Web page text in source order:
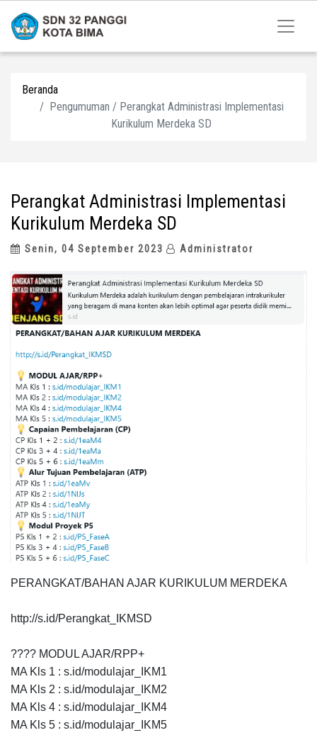
Beranda
Pengumuman / Perangkat Administrasi Implementasi
Kurikulum Merdeka SD
Perangkat Administrasi Implementasi
Kurikulum Merdeka SD
Senin, 04 September 2023 Administrator
PERANGKAT/BAHAN AJAR KURIKULUM MERDEKA
http://s.id/Perangkat_IKMSD
???? MODUL AJAR/RPP+
MA Kls 1 : s.id/modulajar_IKM1
MA Kls 2 : s.id/modulajar_IKM2
MA Kls 4 : s.id/modulajar_IKM4
MA Kls 5 : s.id/modulajar_IKM5